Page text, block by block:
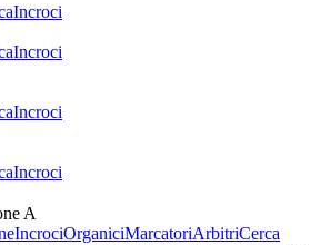
Incroci
Incroci
Incroci
Incroci
A
IncrociOrganiciMarcatoriArbitriCerca